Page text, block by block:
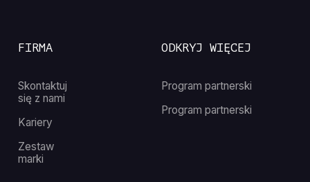
FIRMA
Skontaktuj
się z nami
Kariery
Zestaw
marki
ODKRYJ WIĘCEJ
Program partnerski
Program partnerski